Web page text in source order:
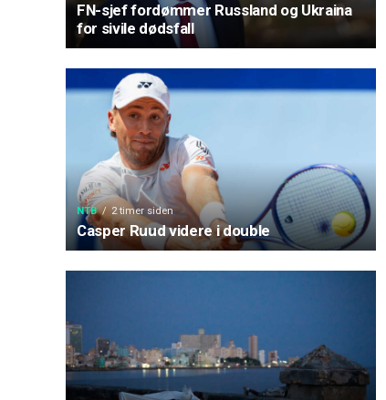
FN-sjef fordømmer Russland og Ukraina
for sivile dødsfall
NTB 2 timer siden
Casper Ruud videre i double